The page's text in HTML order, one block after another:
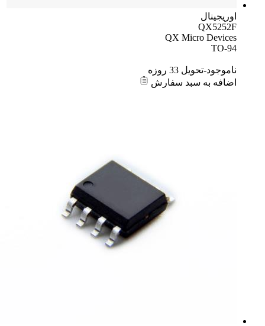
اوریجینال
QX5252F
QX Micro Devices
TO-94
ناموجود-تحویل 33 روزه
اضافه به سبد سفارش